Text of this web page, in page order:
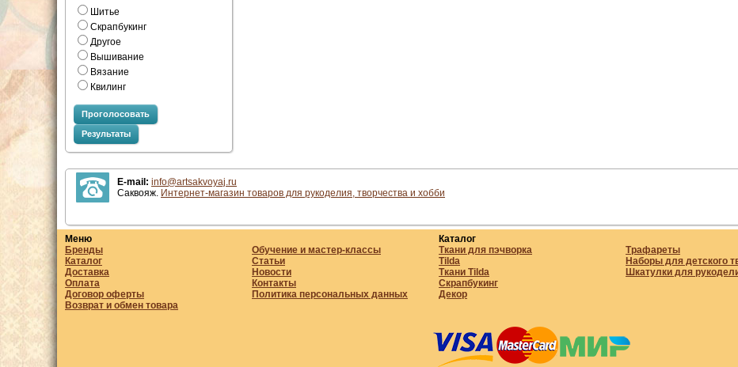
Шитье
Скрапбукинг
Другое
Вышивание
Вязание
Квилинг
Проголосовать
Результаты
E-mail: info@artsakvoyaj.ru
Саквояж. Интернет-магазин товаров для рукоделия, творчества и хобби
Меню
Бренды
Каталог
Доставка
Оплата
Договор оферты
Возврат и обмен товара
Обучение и мастер-классы
Статьи
Новости
Контакты
Политика персональных данных
Каталог
Ткани для пэчворка
Tilda
Ткани Tilda
Скрапбукинг
Декор
Трафареты
Наборы для детского
Шкатулки для